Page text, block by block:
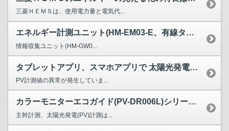
三菱ＨＥＭＳは、使用電力量と電気代...
エネルギー計測ユニット(HM-EM03-E、有線タイプ)導...
情報収集ユニット(HM-GW0...
タブレットアプリ、スマホアプリで 太陽光発電量が 「-.-...
PV計測値の異常が発生していま...
カラーモニターエコガイド(PV-DR006L)シリーズと、...
主幹計測、太陽光発電(PV)計測は...